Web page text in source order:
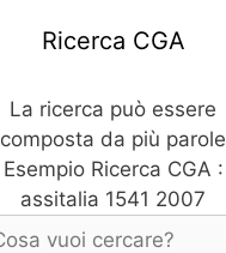
Ricerca CGA
La ricerca può essere
composta da più parole
Esempio Ricerca CGA :
assitalia 1541 2007